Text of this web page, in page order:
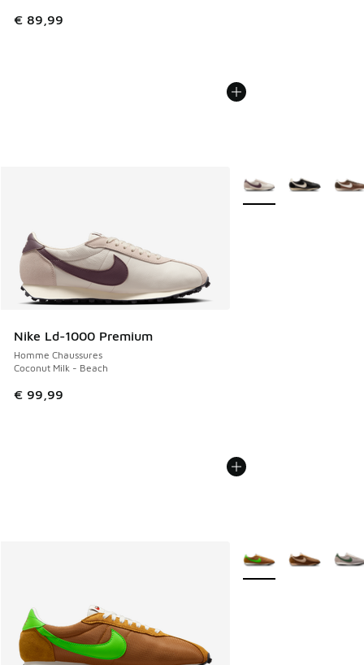
€ 89,99
Nike Ld-1000 Premium
Homme Chaussures
Coconut Milk - Beach
€ 99,99
Plus de couleurs
Plus de couleurs